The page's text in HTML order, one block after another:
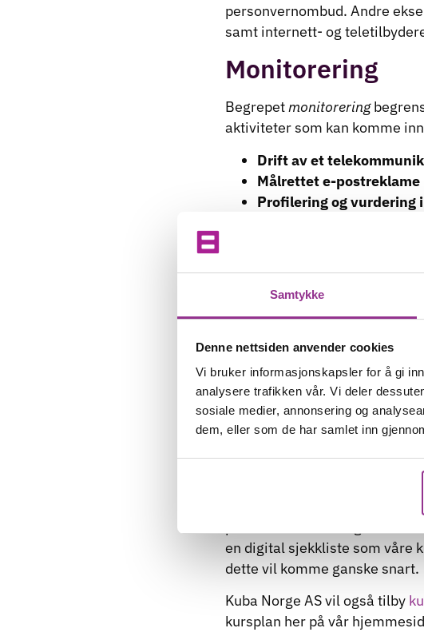
Samtykke
Denne nettsiden anvender cookies
Vi bruker informasjonskapsler for å gi
analysere trafikken vår. Vi deler
sosiale medier, annonsering og
dem, eller som de har samlet inn
personvernombud. Andre
samt internett- og
Monitorering
Begrepetmonitorering
aktiviteter som kan komme
Drift av et
Målrettet e-postreklame
Profilering og vurdering
strømmålere, smarthus
gjennom
til å opprette
en person med kunnskap om
Start med kartlegging–
som skjer og hva den ansatte
en digital sjekkliste som våre
dette vil komme ganske snart.
Kuba Norge AS vil også tilby
kursplan her på vår